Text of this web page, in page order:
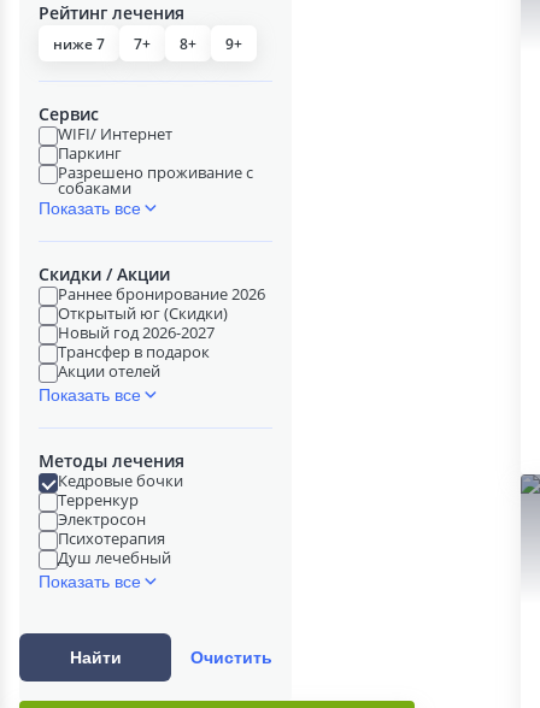
Рейтинг лечения
ниже 7 7+ 8+ 9+
Сервис
WIFI/ Интернет
Паркинг
Разрешено проживание с
собаками
Показать все
Скидки / Акции
Раннее бронирование 2026
Открытый юг (Скидки)
Новый год 2026-2027
Трансфер в подарок
Акции отелей
Показать все
Методы лечения
Кедровые бочки
Терренкур
Электросон
Психотерапия
Душ лечебный
Показать все
Найти Очистить